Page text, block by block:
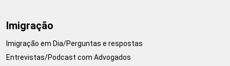
Imigração
Imigração em Dia/Perguntas e respostas
Entrevistas/Podcast com Advogados